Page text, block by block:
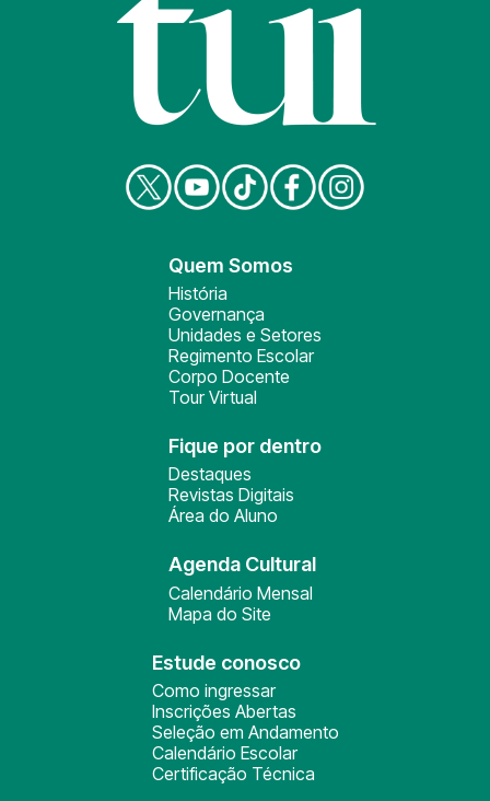
Quem Somos
História
Governança
Unidades e Setores
Regimento Escolar
Corpo Docente
Tour Virtual
Fique por dentro
Destaques
Revistas Digitais
Área do Aluno
Agenda Cultural
Calendário Mensal
Mapa do Site
Estude conosco
Como ingressar
Inscrições Abertas
Seleção em Andamento
Calendário Escolar
Certificação Técnica